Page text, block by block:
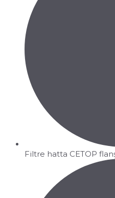
Filtre hatta CETOP